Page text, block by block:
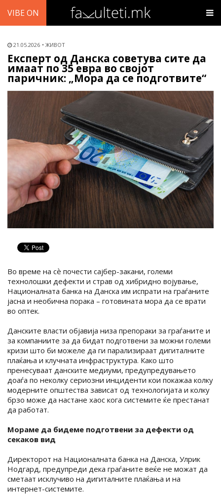
VIBE ON
21.05.2026 ЖИВОТ
Експерт од Данска советува сите да
имаат по 35 евра во својот
паричник: „Мора да се подготвите“
Во време на сѐ почести сајбер-закани, големи
технолошки дефекти и страв од хибридно војување,
Националната банка на Данска им испрати на граѓаните
јасна и необична порака – готовината мора да се врати
во оптек.
Данските власти објавија низа препораки за граѓаните и
за компаниите за да бидат подготвени за можни големи
кризи што би можеле да ги парализираат дигиталните
плаќања и клучната инфраструктура. Како што
пренесуваат данските медиуми, предупредувањето
доаѓа по неколку сериозни инциденти кои покажаа колку
модерните општества зависат од технологијата и колку
брзо може да настане хаос кога системите ќе престанат
да работат.
Мораме да бидеме подготвени за дефекти од
секаков вид
Директорот на Националната банка на Данска, Улрик
Нодгард, предупреди дека граѓаните веќе не можат да
сметаат исклучиво на дигиталните плаќања и на
интернет-системите.